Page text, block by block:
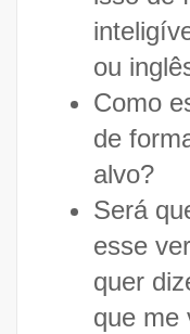
ou
Como
de
alvo?
Será
esse
quer
que me